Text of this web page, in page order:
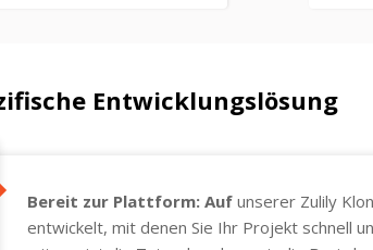
Entwicklungslösung
Bereit zur Plattform: Auf unserer Zulily
entwickelt, mit denen Sie Ihr Projekt schnell